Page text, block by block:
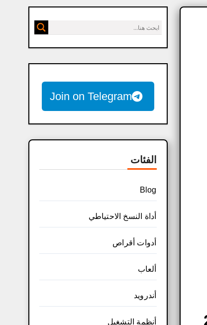
Join on Telegram
الفئات
Blog
أداة النسخ الاحتياطي
أدوات أقراص
ألعاب
أندرويد
أنظمة التشغيل